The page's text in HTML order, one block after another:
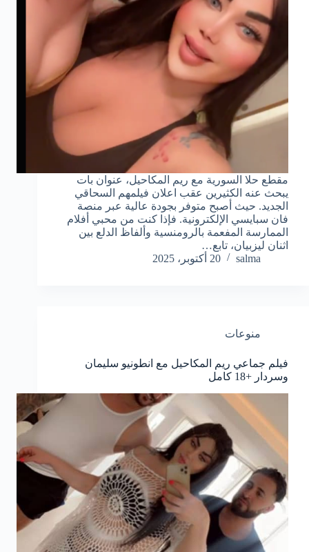
مقطع حلا السورية مع ريم المكاحيل، عنوان بات
يبحث عنه الكثيرين عقب اعلان فيلمهم السحاقي
الجديد. حيث أصبح متوفر بجودة عالية عبر منصة
فان سبايسي الإلكترونية. فإذا كنت من محبي أفلام
الممارسة المفعمة بالرومنسية وألفاظ الدلع بين
اثنان ليزبيان، تابع…
salma
20 أكتوبر، 2025
منوعات
فيلم جماعي ريم المكاحيل مع انطونيو سليمان
وسردار +18 كامل